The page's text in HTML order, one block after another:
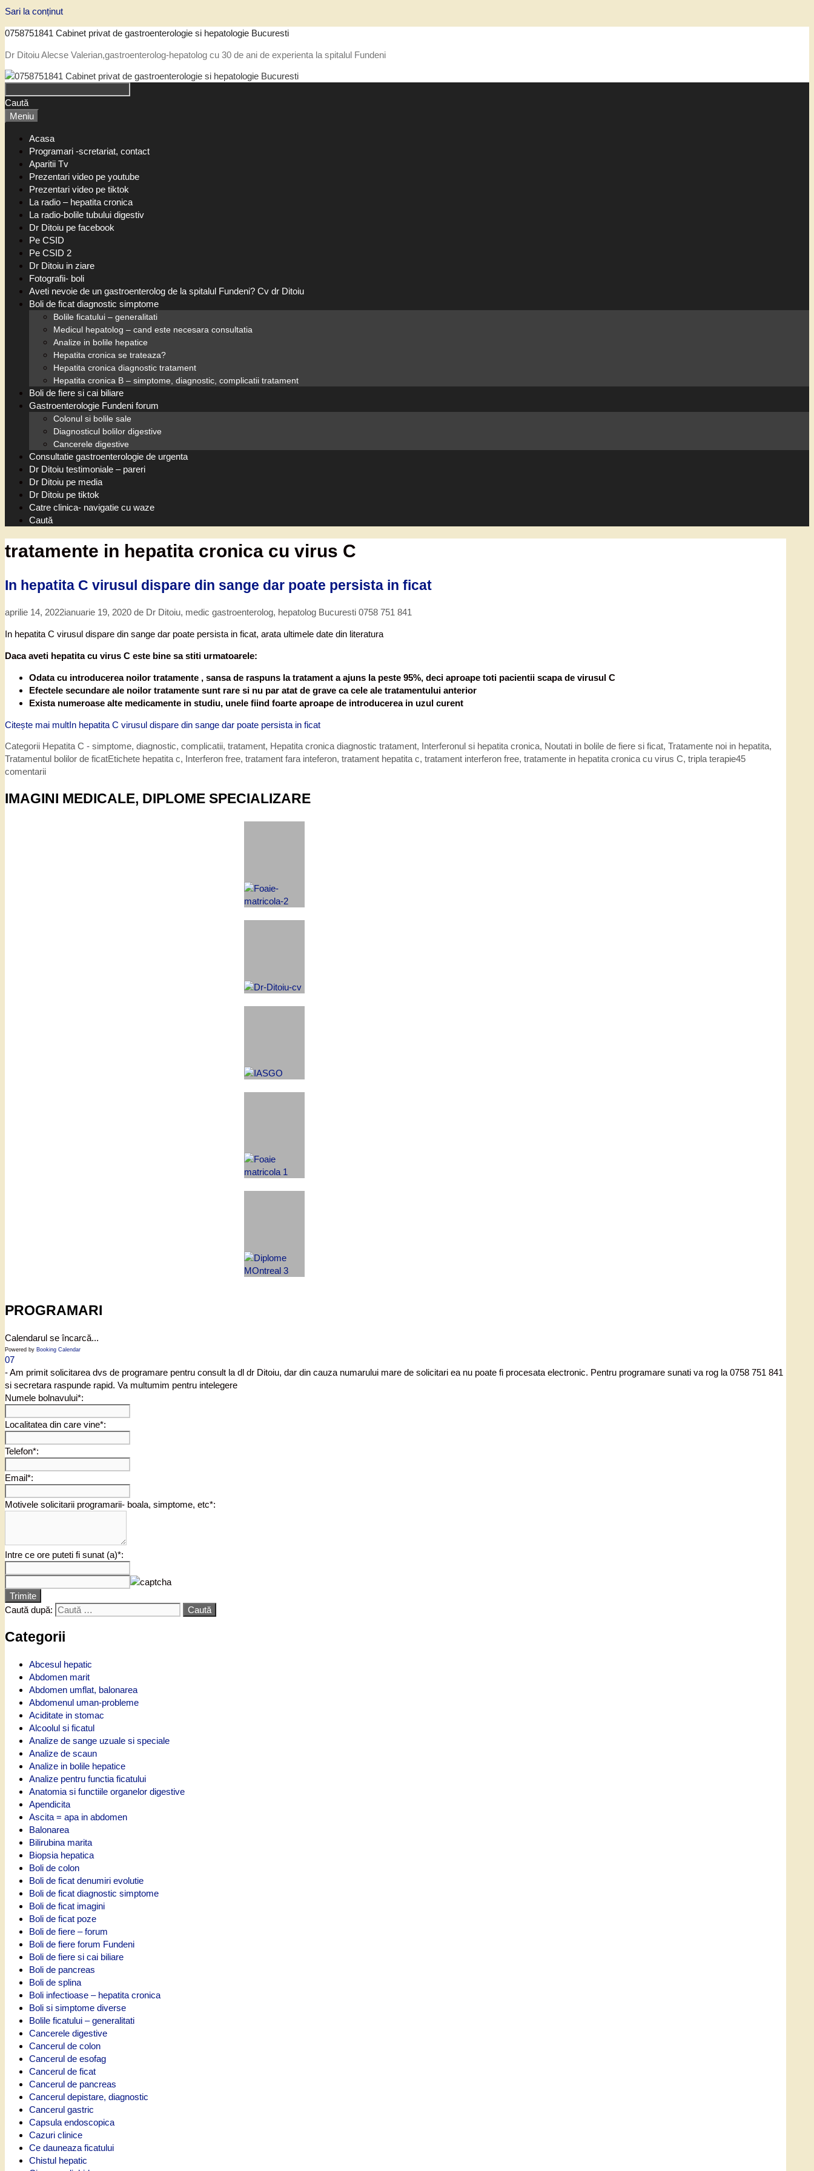
Sari la conținut
0758751841 Cabinet privat de gastroenterologie si hepatologie Bucuresti
Dr Ditoiu Alecse Valerian,gastroenterolog-hepatolog cu 30 de ani de experienta la spitalul Fundeni
Caută
Meniu
Acasa
Programari -scretariat, contact
Aparitii Tv
Prezentari video pe youtube
Prezentari video pe tiktok
La radio – hepatita cronica
La radio-bolile tubului digestiv
Dr Ditoiu pe facebook
Pe CSID
Pe CSID 2
Dr Ditoiu in ziare
Fotografii- boli
Aveti nevoie de un gastroenterolog de la spitalul Fundeni? Cv dr Ditoiu
Boli de ficat diagnostic simptome
Bolile ficatului – generalitati
Medicul hepatolog – cand este necesara consultatia
Analize in bolile hepatice
Hepatita cronica se trateaza?
Hepatita cronica diagnostic tratament
Hepatita cronica B – simptome, diagnostic, complicatii tratament
Boli de fiere si cai biliare
Gastroenterologie Fundeni forum
Colonul si bolile sale
Diagnosticul bolilor digestive
Cancerele digestive
Consultatie gastroenterologie de urgenta
Dr Ditoiu testimoniale – pareri
Dr Ditoiu pe media
Dr Ditoiu pe tiktok
Catre clinica- navigatie cu waze
Caută
tratamente in hepatita cronica cu virus C
In hepatita C virusul dispare din sange dar poate persista in ficat
aprilie 14, 2022ianuarie 19, 2020 de Dr Ditoiu, medic gastroenterolog, hepatolog Bucuresti 0758 751 841
In hepatita C virusul dispare din sange dar poate persista in ficat, arata ultimele date din literatura
Daca aveti hepatita cu virus C este bine sa stiti urmatoarele:
Odata cu introducerea noilor tratamente , sansa de raspuns la tratament a ajuns la peste 95%, deci aproape toti pacientii scapa de virusul C
Efectele secundare ale noilor tratamente sunt rare si nu par atat de grave ca cele ale tratamentului anterior
Exista numeroase alte medicamente in studiu, unele fiind foarte aproape de introducerea in uzul curent
Citește mai multIn hepatita C virusul dispare din sange dar poate persista in ficat
Categorii Hepatita C - simptome, diagnostic, complicatii, tratament, Hepatita cronica diagnostic tratament, Interferonul si hepatita cronica, Noutati in bolile de fiere si ficat, Tratamente noi in hepatita,
Tratamentul bolilor de ficatEtichete hepatita c, Interferon free, tratament fara inteferon, tratament hepatita c, tratament interferon free, tratamente in hepatita cronica cu virus C, tripla terapie45
comentarii
IMAGINI MEDICALE, DIPLOME SPECIALIZARE
PROGRAMARI
Calendarul se încarcă...
Powered by Booking Calendar
07
- Am primit solicitarea dvs de programare pentru consult la dl dr Ditoiu, dar din cauza numarului mare de solicitari ea nu poate fi procesata electronic. Pentru programare sunati va rog la 0758 751 841
si secretara raspunde rapid. Va multumim pentru intelegere
Numele bolnavului*:
Localitatea din care vine*:
Telefon*:
Email*:
Motivele solicitarii programarii- boala, simptome, etc*:
Intre ce ore puteti fi sunat (a)*:
Trimite
Caută după:
Categorii
Abcesul hepatic
Abdomen marit
Abdomen umflat, balonarea
Abdomenul uman-probleme
Aciditate in stomac
Alcoolul si ficatul
Analize de sange uzuale si speciale
Analize de scaun
Analize in bolile hepatice
Analize pentru functia ficatului
Anatomia si functiile organelor digestive
Apendicita
Ascita = apa in abdomen
Balonarea
Bilirubina marita
Biopsia hepatica
Boli de colon
Boli de ficat denumiri evolutie
Boli de ficat diagnostic simptome
Boli de ficat imagini
Boli de ficat poze
Boli de fiere – forum
Boli de fiere forum Fundeni
Boli de fiere si cai biliare
Boli de pancreas
Boli de splina
Boli infectioase – hepatita cronica
Boli si simptome diverse
Bolile ficatului – generalitati
Cancerele digestive
Cancerul de colon
Cancerul de esofag
Cancerul de ficat
Cancerul de pancreas
Cancerul depistare, diagnostic
Cancerul gastric
Capsula endoscopica
Cazuri clinice
Ce dauneaza ficatului
Chistul hepatic